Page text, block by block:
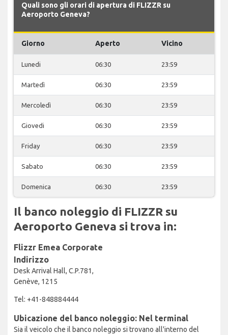
Quali sono gli orari di apertura di FLIZZR su
Aeroporto Geneva?
Giorno Aperto Vicino
Lunedi 06:30 23:59
Martedì 06:30 23:59
Mercoledì 06:30 23:59
Giovedi 06:30 23:59
Friday 06:30 23:59
Sabato 06:30 23:59
Domenica 06:30 23:59
Il banco noleggio di FLIZZR su
Aeroporto Geneva si trova in:
Flizzr Emea Corporate
Indirizzo
Desk Arrival Hall, C.P.781,
Genève, 1215
Tel: +41-848884444
Ubicazione del banco noleggio: Nel terminal
Sia il veicolo che il banco noleggio si trovano all'interno del